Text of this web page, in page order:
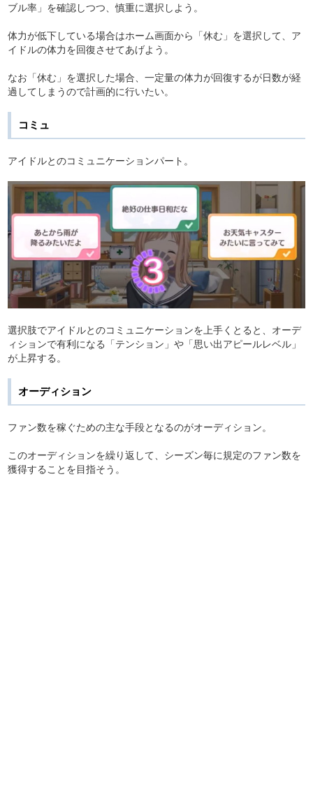
ブル率」を確認しつつ、慎重に選択しよう。
体力が低下している場合はホーム画面から「休む」を選択して、ア
イドルの体力を回復させてあげよう。
なお「休む」を選択した場合、一定量の体力が回復するが日数が経
過してしまうので計画的に行いたい。
コミュ
アイドルとのコミュニケーションパート。
選択肢でアイドルとのコミュニケーションを上手くとると、オーデ
ィションで有利になる「テンション」や「思い出アピールレベル」
が上昇する。
オーディション
ファン数を稼ぐための主な手段となるのがオーディション。
このオーディションを繰り返して、シーズン毎に規定のファン数を
獲得することを目指そう。